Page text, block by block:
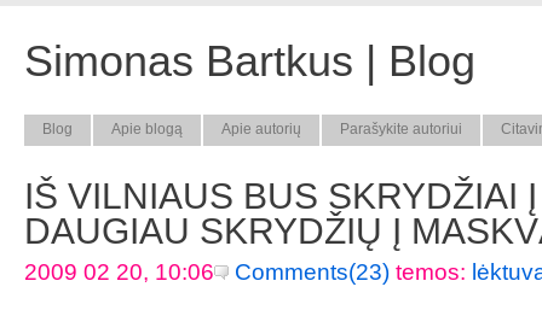
Simonas Bartkus | Blog
Blog Apie blogą Apie autorių Parašykite autoriui
IŠ VILNIAUS BUS SKRYDŽIAI
DAUGIAU SKRYDŽIŲ Į
2009 02 20, 10:06 Comments(23) temos: